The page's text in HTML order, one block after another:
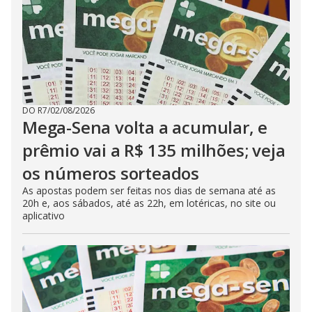
DO R7/02/08/2026
Mega-Sena volta a acumular, e
prêmio vai a R$ 135 milhões; veja
os números sorteados
As apostas podem ser feitas nos dias de semana até as
20h e, aos sábados, até as 22h, em lotéricas, no site ou
aplicativo